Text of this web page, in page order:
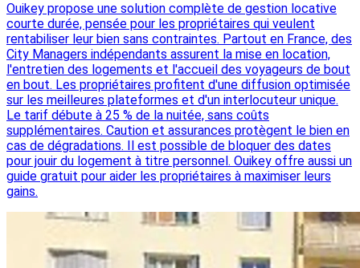
Ouikey propose une solution complète de gestion locative
courte durée, pensée pour les propriétaires qui veulent
rentabiliser leur bien sans contraintes. Partout en France, des
City Managers indépendants assurent la mise en location,
l'entretien des logements et l'accueil des voyageurs de bout
en bout. Les propriétaires profitent d'une diffusion optimisée
sur les meilleures plateformes et d'un interlocuteur unique.
Le tarif débute à 25 % de la nuitée, sans coûts
supplémentaires. Caution et assurances protègent le bien en
cas de dégradations. Il est possible de bloquer des dates
pour jouir du logement à titre personnel. Ouikey offre aussi un
guide gratuit pour aider les propriétaires à maximiser leurs
gains.